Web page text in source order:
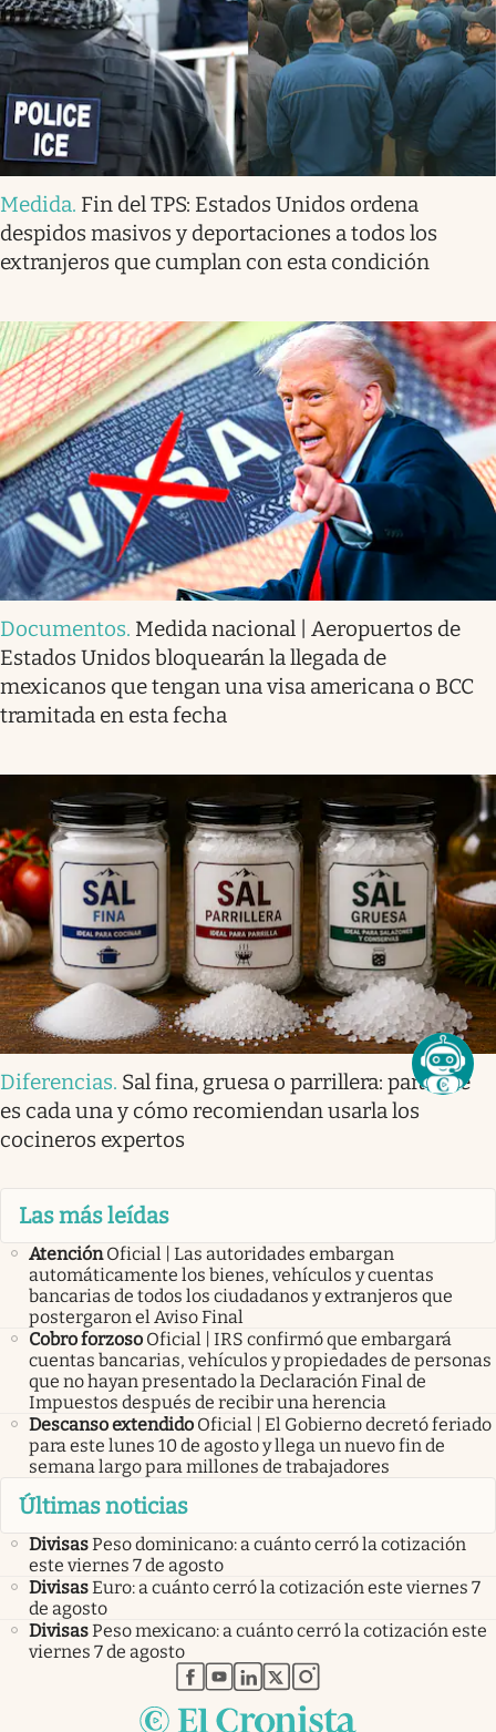
Medida. Fin del TPS: Estados Unidos ordena
despidos masivos y deportaciones a todos los
extranjeros que cumplan con esta condición
Documentos. Medida nacional | Aeropuertos de
Estados Unidos bloquearán la llegada de
mexicanos que tengan una visa americana o BCC
tramitada en esta fecha
Diferencias. Sal fina, gruesa o parrillera: para qué
es cada una y cómo recomiendan usarla los
cocineros expertos
Las más leídas
Atención Oficial | Las autoridades embargan
automáticamente los bienes, vehículos y cuentas
bancarias de todos los ciudadanos y extranjeros que
postergaron el Aviso Final
Cobro forzoso Oficial | IRS confirmó que embargará
cuentas bancarias, vehículos y propiedades de personas
que no hayan presentado la Declaración Final de
Impuestos después de recibir una herencia
Descanso extendido Oficial | El Gobierno decretó feriado
para este lunes 10 de agosto y llega un nuevo fin de
semana largo para millones de trabajadores
Últimas noticias
DivisasPeso dominicano: a cuánto cerró la cotización
este viernes 7 de agosto
DivisasEuro: a cuánto cerró la cotización este viernes 7
de agosto
DivisasPeso mexicano: a cuánto cerró la cotización este
viernes 7 de agosto
abre en nueva pestaña
abre en nueva pestaña
abre en nueva pestaña
abre en nueva pestaña
abre en nueva pestaña